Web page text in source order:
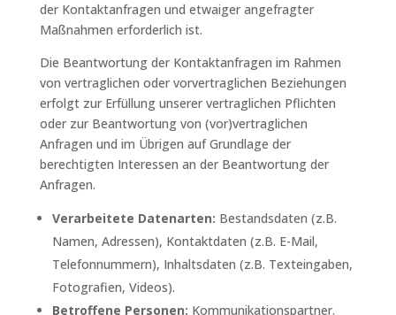
der Kontaktanfragen und etwaiger angefragter
Maßnahmen erforderlich ist.
Die Beantwortung der Kontaktanfragen im Rahmen
von vertraglichen oder vorvertraglichen Beziehungen
erfolgt zur Erfüllung unserer vertraglichen Pflichten
oder zur Beantwortung von (vor)vertraglichen
Anfragen und im Übrigen auf Grundlage der
berechtigten Interessen an der Beantwortung der
Anfragen.
Verarbeitete Datenarten: Bestandsdaten (z.B.
Namen, Adressen), Kontaktdaten (z.B. E-Mail,
Telefonnummern), Inhaltsdaten (z.B. Texteingaben,
Fotografien, Videos).
Betroffene Personen: Kommunikationspartner.